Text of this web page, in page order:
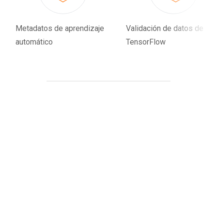
Metadatos de aprendizaje
automático
Validación de datos de
TensorFlow